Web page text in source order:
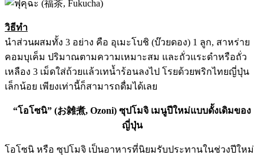
วิธีทำ
นำส่วนผสมทั้ง 3 อย่าง คือ อุเมะโบชิ (บ๊วยดอง) 1 ลูก, สาหร่าย
คอมบุเค็ม ปริมาณตามความเหมาะสม และถั่วแระดำหรือถั่ว
เหลือง 3 เม็ดใส่ถ้วยแล้วเทน้ำร้อนลงไป โรยด้วยพริกไทยญี่ปุ่น
เล็กน้อย เพียงเท่านี้ก็สามารถดื่มได้เลย
“โอโซนิ” (お雑煮, Ozoni) ซุปโมจิ เมนูปีใหม่แบบดั้งเดิมของ
ญี่ปุ่น
โอโซนิ หรือ ซุปโมจิ เป็นอาหารที่นิยมรับประทานในช่วงปีใหม่